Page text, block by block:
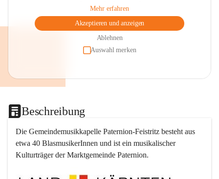
Mehr erfahren
Akzeptieren und anzeigen
Ablehnen
Auswahl merken
Beschreibung
Die Gemeindemusikkapelle Paternion-Feistritz besteht aus
etwa 40 BlasmusikerInnen und ist ein musikalischer
Kulturträger der Marktgemeinde Paternion.